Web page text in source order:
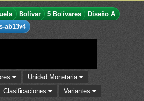
Bolívar 5 Bolívares
Diseño A
ab13v4
Unidad Monetaria
Clasificaciones
Variantes